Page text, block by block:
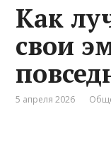
Как
свои
5 апреля 2026